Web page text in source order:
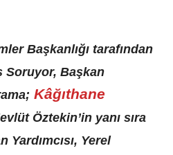
Başkanlığı tarafından
Soruyor, Başkan
Kâğıthane
Öztekin’in yanı sıra
Yerel